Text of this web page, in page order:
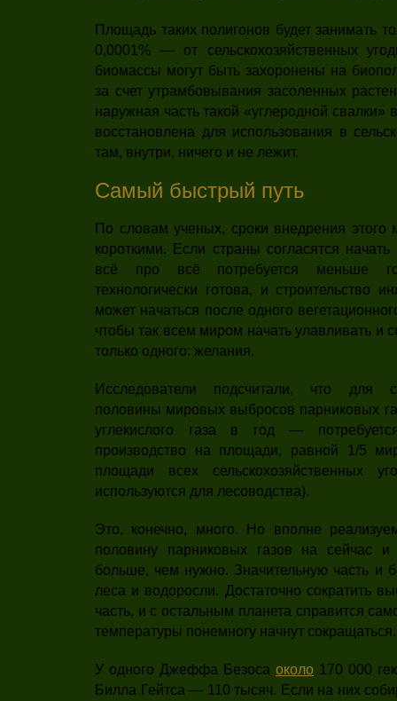
Площадь таких полигонов будет занимать
0,0001% — от сельскохозяйственных
биомассы могут быть захоронены на
за счет утрамбовывания засоленных
наружная часть такой «углеродной свалки»
восстановлена для использования в
там, внутри, ничего и не лежит.
Самый быстрый путь
По словам ученых, сроки внедрения этого
короткими. Если страны согласятся
всё про всё потребуется меньше
технологически готова, и строительство
может начаться после одного
чтобы так всем миром начать улавливать и
только одного: желания.
Исследователи подсчитали, что для
половины мировых выбросов парниковых
углекислого газа в год — потребуется
производство на площади, равной 1/5
площади всех сельскохозяйственных
используются для лесоводства).
Это, конечно, много. Но вполне
половину парниковых газов на сейчас и
больше, чем нужно. Значительную часть и
леса и водоросли. Достаточно сократить
часть, и с остальным планета справится
температуры понемногу начнут сокращаться.
У одного Джеффа Безоса около 170 000
Билла Гейтса — 110 тысяч. Если на них